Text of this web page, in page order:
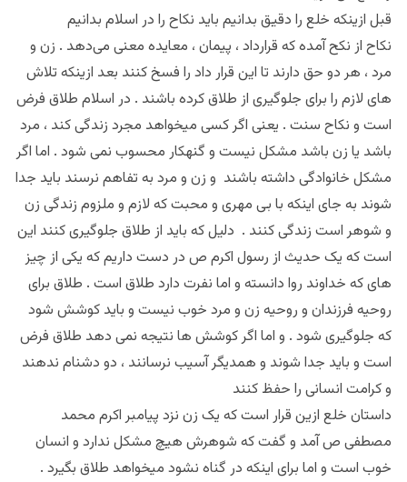
قبل ازینکه خلع را دقیق بدانیم باید نکاح را در اسلام بدانیم
نکاح از نکح آمده که قرارداد ، پیمان ، معايده معنی می‌دهد . زن و
مرد ، هر دو حق دارند تا این قرار داد را فسخ کنند بعد ازینکه تلاش
های لازم را برای جلوگیری از طلاق کرده باشند . در اسلام طلاق فرض
است و نکاح سنت . یعنی اگر کسی میخواهد مجرد زندگی کند ، مرد
باشد یا زن باشد مشکل نیست و گنهکار محسوب نمی شود . اما اگر
مشکل خانوادگی داشته باشند و زن و مرد به تفاهم نرسند باید جدا
شوند به جای اینکه با بی مهری و محبت که لازم و ملزوم زندگی زن
و شوهر است زندگی کنند . دلیل که باید از طلاق جلوگیری کنند این
است که یک حدیث از رسول اکرم ص در دست داریم که یکی از چیز
های که خداوند روا دانسته و اما نفرت دارد طلاق است . طلاق برای
روحیه فرزندان و روحیه زن و مرد خوب نیست و باید کوشش شود
که جلوگیری شود . و اما اگر کوشش ها نتیجه نمی دهد طلاق فرض
است و باید جدا شوند و همدیگر آسیب نرسانند ، دو دشنام ندهند
و کرامت انسانی را حفظ کنند
داستان خلع ازین قرار است که یک زن نزد پیامبر اکرم محمد
مصطفی ص آمد و گفت که شوهرش هیچ مشکل ندارد و انسان
خوب است و اما برای اینکه در گناه نشود میخواهد طلاق بگیرد .